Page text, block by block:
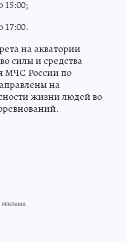
15:00;
на акватории
силы и средства
МЧС России по
на
жизни людей во